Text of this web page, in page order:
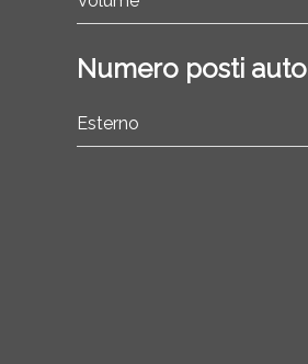
Numero posti auto
Esterno